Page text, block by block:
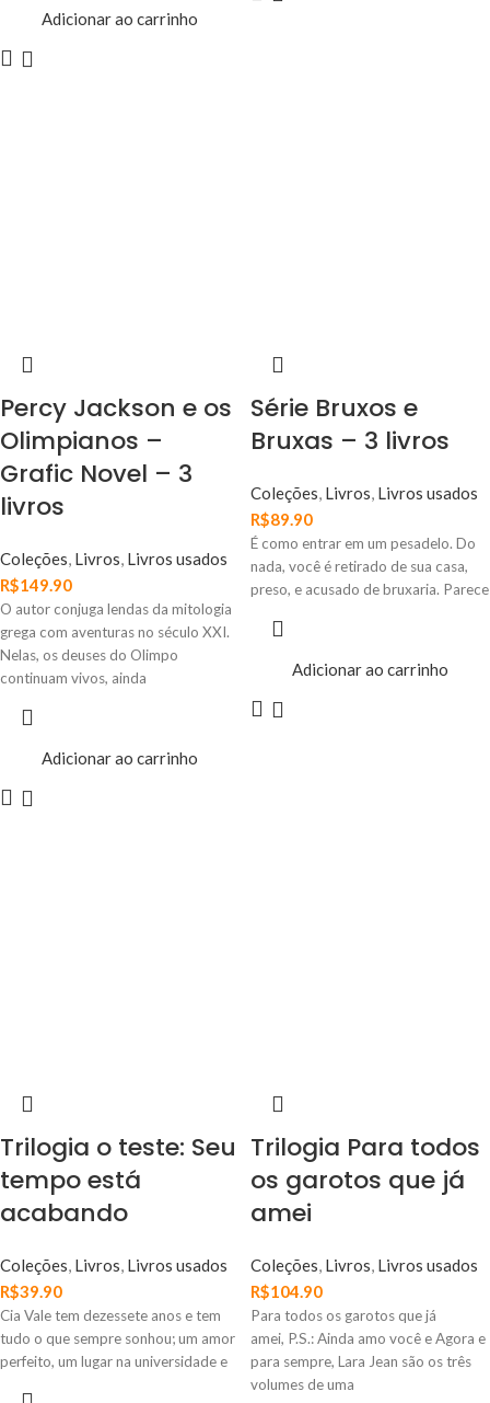
Adicionar ao carrinho
Percy Jackson e os
Olimpianos –
Grafic Novel – 3
livros
Coleções, Livros, Livros usados
R$149.90
O autor conjuga lendas da mitologia
grega com aventuras no século XXI.
Nelas, os deuses do Olimpo
continuam vivos, ainda
Adicionar ao carrinho
Série Bruxos e
Bruxas – 3 livros
Coleções, Livros, Livros usados
R$89.90
É como entrar em um pesadelo. Do
nada, você é retirado de sua casa,
preso, e acusado de bruxaria. Parece
Adicionar ao carrinho
Trilogia o teste: Seu
tempo está
acabando
Coleções, Livros, Livros usados
R$39.90
Cia Vale tem dezessete anos e tem
tudo o que sempre sonhou; um amor
perfeito, um lugar na universidade e
Trilogia Para todos
os garotos que já
amei
Coleções, Livros, Livros usados
R$104.90
Para todos os garotos que já
amei, P.S.: Ainda amo você e Agora e
para sempre, Lara Jean são os três
volumes de uma